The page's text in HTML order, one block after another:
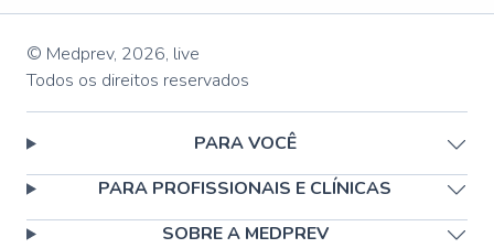
© Medprev, 2026, live
Todos os direitos reservados
PARA VOCÊ
PARA PROFISSIONAIS E CLÍNICAS
SOBRE A MEDPREV